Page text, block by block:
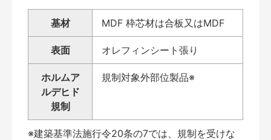
基材 MDF 枠芯材は合板又はMDF
表面 オレフィンシート張り
ホルムア
ルデヒド
規制
規制対象外部位製品※
※建築基準法施行令20条の7では、規制を受けな